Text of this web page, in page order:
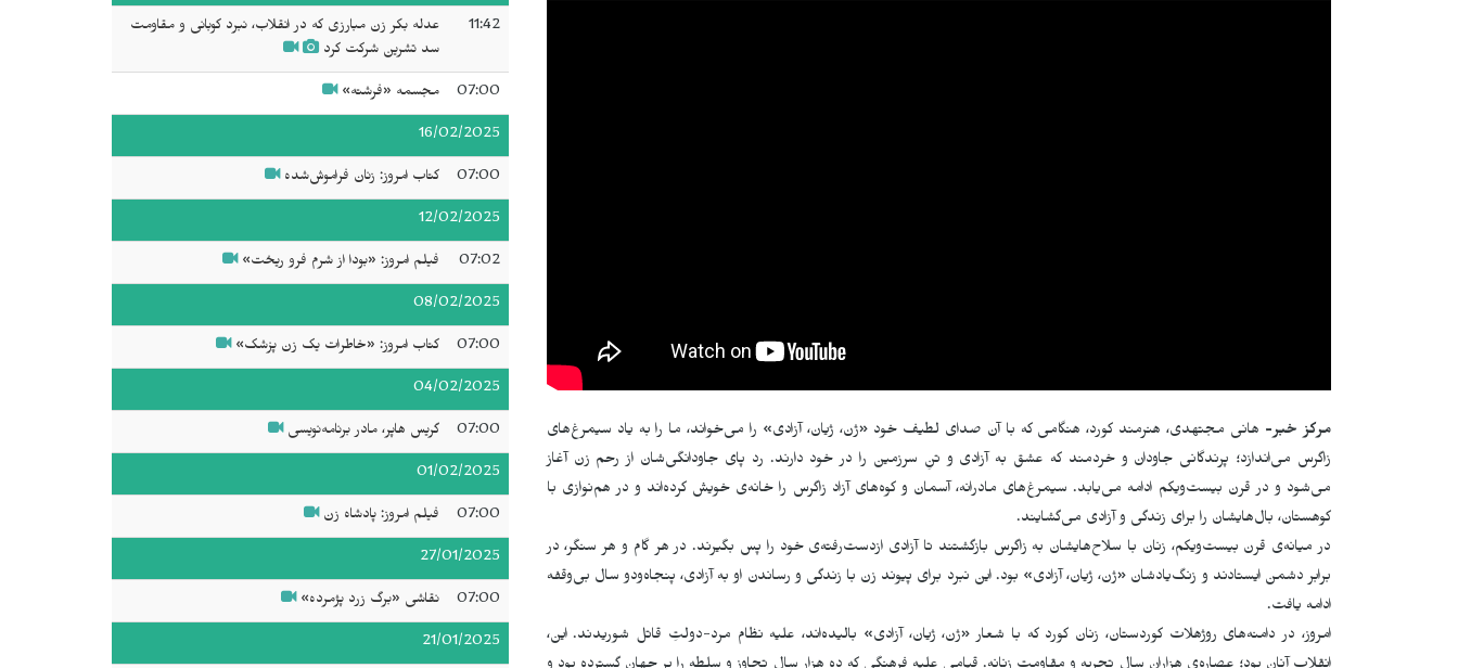
مرکز خبر- هانی مجتهدی، هنرمند کورد، هنگامی که با آن صدای لطیف خود «ژن، ژیان، آزادی» را می‌خواند، ما را به یاد سیمرغ‌های
زاگرس می‌اندازد؛ پرندگانی جاودان و خردمند که عشق به آزادی و تنِ سرزمین را در خود دارند. رد پای جاودانگی‌شان از رحم زن آغاز
می‌شود و در قرن بیست‌ویکم ادامه می‌یابد. سیمرغ‌های مادرانه، آسمان و کوه‌های آزاد زاگرس را خانه‌ی خویش کرده‌اند و در هم‌نوازی با
کوهستان، بال‌هایشان را برای زندگی و آزادی می‌گشایند.
در میانه‌ی قرن بیست‌ویکم، زنان با سلاح‌هایشان به زاگرس بازگشتند تا آزادی ازدست‌رفته‌ی خود را پس بگیرند. در هر گام و هر سنگر، در
برابر دشمن ایستادند و زنگ‌یادشان «ژن، ژیان، آزادی» بود. این نبرد برای پیوند زن با زندگی و رساندن او به آزادی، پنجاه‌ودو سال بی‌وقفه
ادامه یافت.
امروز، در دامنه‌های روژهلات کوردستان، زنان کورد که با شعار «ژن، ژیان، آزادی» بالیده‌اند، علیه نظام مرد-دولتِ قاتل شوریدند. این،
11:42
عدله بکر زن مبارزی که در انقلاب، نبرد کوبانی و مقاومت
سد تشرین شرکت کرد
07:00 مجسمه «فرشته»
16/02/2025
07:00 کتاب امروز: زنان فراموش‌شده
12/02/2025
07:02 فیلم امروز: «بودا از شرم فرو ریخت»
08/02/2025
07:00 کتاب امروز: «خاطرات یک زن پزشک»
04/02/2025
07:00 گریس هاپر، مادر برنامه‌نویسی
01/02/2025
07:00 فیلم امروز: پادشاه زن
27/01/2025
07:00 نقاشی «برگ زرد پژمرده»
21/01/2025